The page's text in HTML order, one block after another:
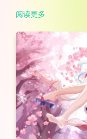
阅读更多